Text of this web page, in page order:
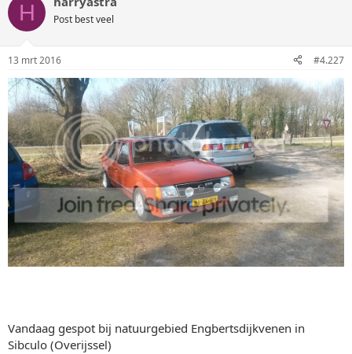
H Post best veel
13 mrt 2016 #4.227
Vandaag gespot bij natuurgebied Engbertsdijkvenen in
Sibculo (Overijssel)